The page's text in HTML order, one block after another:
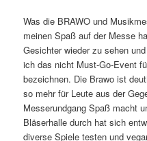
Was die BRAWO und
meinen Spaß auf der Messe
Gesichter wieder zu sehen
ich das nicht Must-Go-Event
bezeichnen. Die Brawo ist
so mehr für Leute aus der
Messerundgang Spaß macht
Bläserhalle durch hat sich
diverse Spiele testen und